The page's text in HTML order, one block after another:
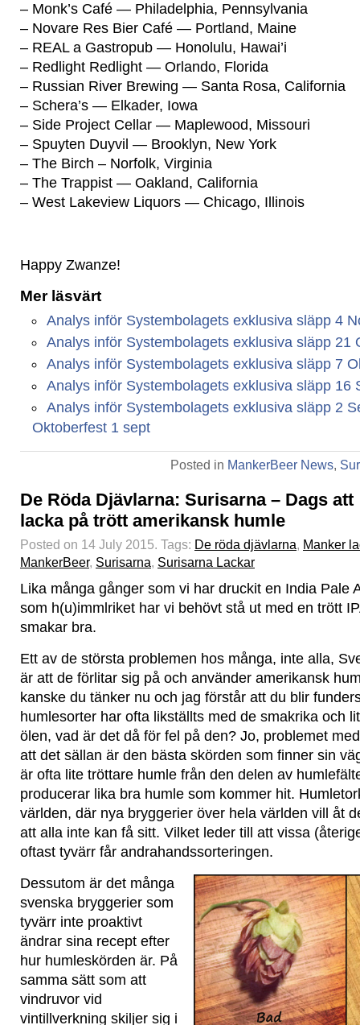
– Monk’s Café — Philadelphia, Pennsylvania
– Novare Res Bier Café — Portland, Maine
– REAL a Gastropub — Honolulu, Hawai’i
– Redlight Redlight — Orlando, Florida
– Russian River Brewing — Santa Rosa, California
– Schera’s — Elkader, Iowa
– Side Project Cellar — Maplewood, Missouri
– Spuyten Duyvil — Brooklyn, New York
– The Birch – Norfolk, Virginia
– The Trappist — Oakland, California
– West Lakeview Liquors — Chicago, Illinois
Happy Zwanze!
Mer läsvärt
Analys inför Systembolagets exklusiva släpp 4
Analys inför Systembolagets exklusiva släpp 21
Analys inför Systembolagets exklusiva släpp 7
Analys inför Systembolagets exklusiva släpp 16
Analys inför Systembolagets exklusiva släpp 2
Oktoberfest 1 sept
Posted in MankerBeer News,
De Röda Djävlarna: Surisarna – Dags att
lacka på trött amerikansk humle
Posted on 14 July 2015. Tags: De röda djävlarna, Manker
MankerBeer, Surisarna, Surisarna Lackar
Lika många gånger som vi har druckit en India Pale
som h(u)immlriket har vi behövt stå ut med en trött
smakar bra.
Ett av de största problemen hos många, inte alla,
är att de förlitar sig på och använder amerikansk
kanske du tänker nu och jag förstår att du blir
humlesorter har ofta likställts med de smakrika och
ölen, vad är det då för fel på den? Jo, problemet
att det sällan är den bästa skörden som finner sin
är ofta lite tröttare humle från den delen av
producerar lika bra humle som kommer hit.
världen, där nya bryggerier över hela världen vill åt
att alla inte kan få sitt. Vilket leder till att vissa
oftast tyvärr får andrahandssorteringen.
Dessutom är det många
svenska bryggerier som
tyvärr inte proaktivt
ändrar sina recept efter
hur humleskörden är. På
samma sätt som att
vindruvor vid
vintillverkning skiljer sig i